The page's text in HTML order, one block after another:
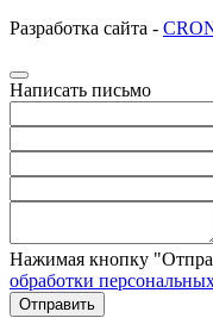
Разработка сайта -
Написать письмо
Нажимая кнопку
обработки
Отправить